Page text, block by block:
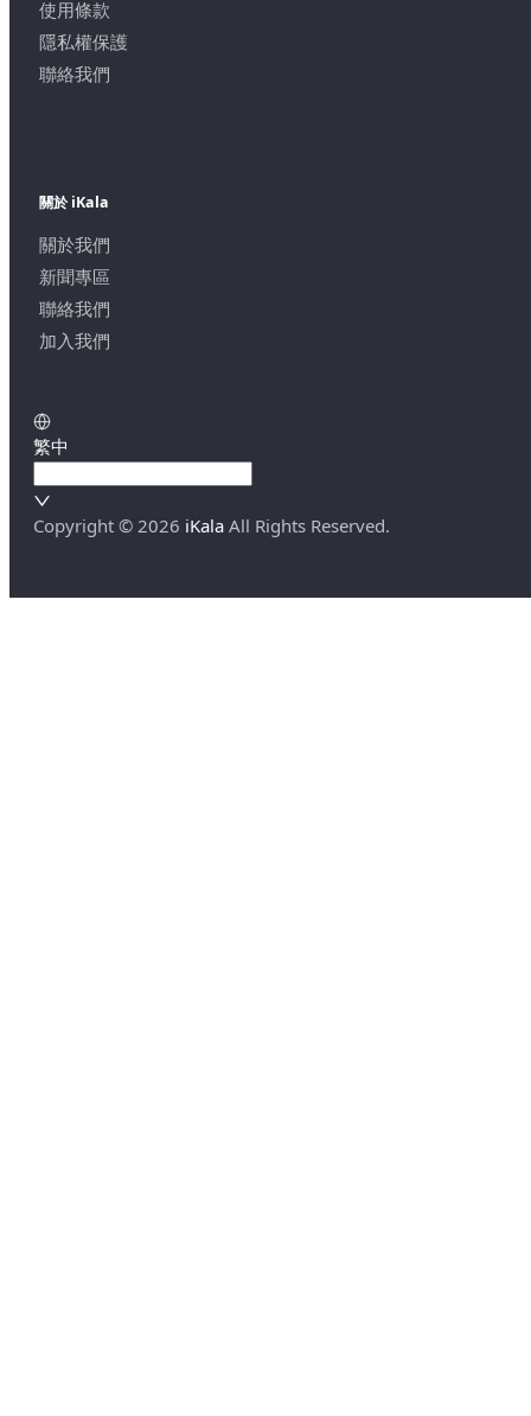
使用條款
隱私權保護
聯絡我們
關於 iKala
關於我們
新聞專區
聯絡我們
加入我們
繁中
Copyright © 2026 iKala All Rights Reserved.